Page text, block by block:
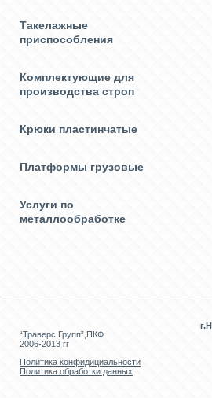
Такелажные
приспособления
Комплектующие для
производства строп
Крюки пластинчатые
Платформы грузовые
Услуги по
металлообработке
“Траверс Групп”,ПКФ
2006-2013 гг
Политика конфидициальности
Политика обработки данных